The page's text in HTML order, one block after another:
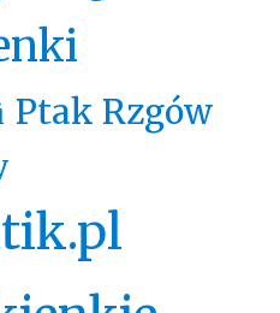
Ptak Rzgów